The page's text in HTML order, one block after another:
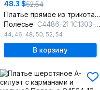
48.3 $52.54
Платье прямое из трикотажа с спущенной линией плеча
Полесье С4486-21 1С1303-Д43 164 антрацит
44, 46, 48, 50, 52, 54
В корзину